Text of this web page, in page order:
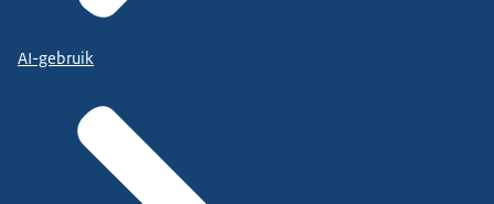
AI-gebruik